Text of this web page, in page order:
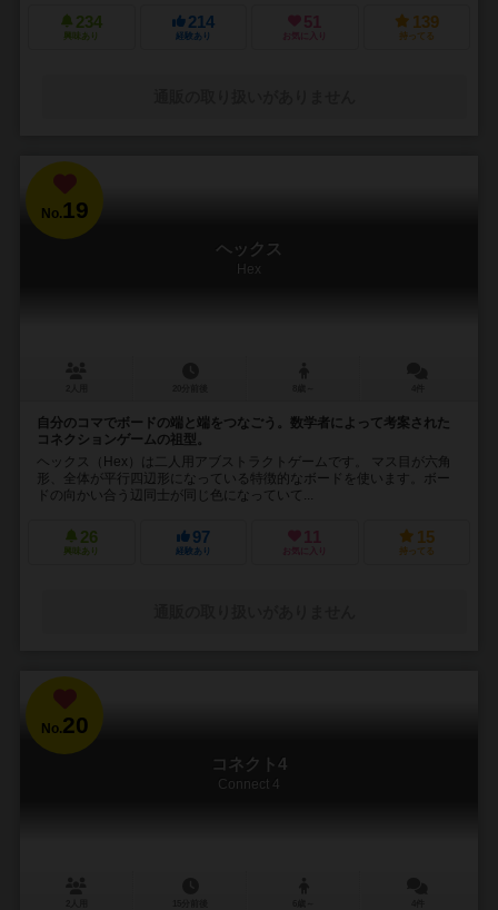
234
興味あり
214
経験あり
51
お気に入り
139
持ってる
No.19
ヘックス
Hex
自分のコマでボードの端と端をつなごう。数学者によって考案された
コネクションゲームの祖型。
ヘックス（Hex）は二人用アブストラクトゲームです。 マス目が六角
形、全体が平行四辺形になっている特徴的なボードを使います。ボー
ドの向かい合う辺同士が同じ色になっていて...
26
興味あり
97
経験あり
11
お気に入り
15
持ってる
No.20
コネクト4
Connect 4